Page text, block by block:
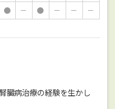
● － ● － － －
臓病治療の経験を生かし